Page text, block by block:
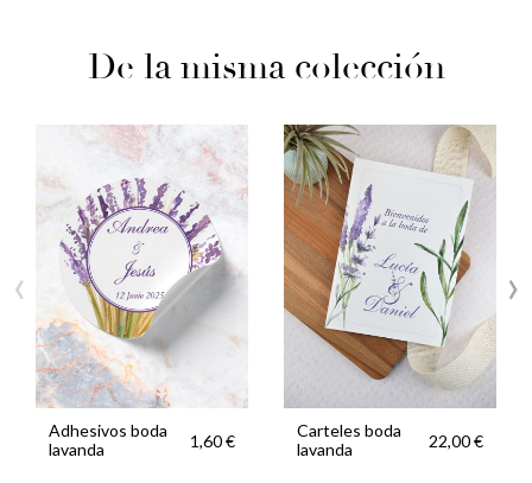
De la misma colección
Adhesivos boda
lavanda
1,60 €
Carteles boda
lavanda
22,00 €
‹ ›